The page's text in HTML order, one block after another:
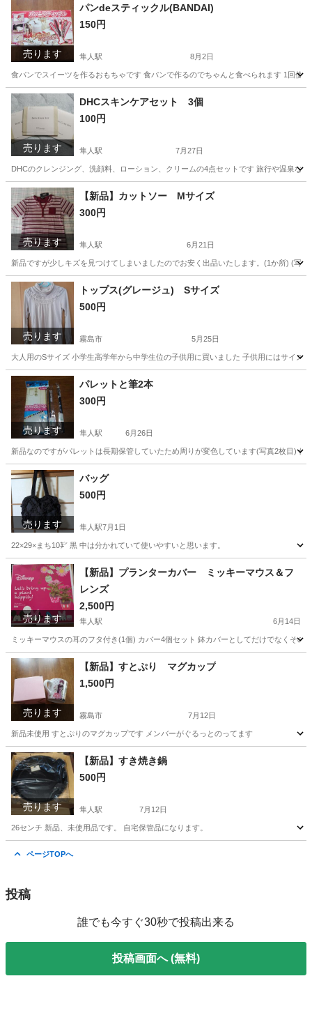
売ります
パンdeスティックル(BANDAI)
150円
隼人駅 8月2日
食パンでスイーツを作るおもちゃです 食パンで作るのでちゃんと食べられます 1回使
鹿児島 霧島市 隼人駅 その他 スティックル
売ります
DHCスキンケアセット 3個
100円
隼人駅 7月27日
DHCのクレンジング、洗顔料、ローション、クリームの4点セットです 旅行や温泉な
鹿児島 霧島市 隼人駅 スキンケア DHC
売ります
【新品】カットソー Мサイズ
300円
隼人駅 6月21日
新品ですが少しキズを見つけてしまいましたのでお安く出品いたします。(1か所) (写
鹿児島 霧島市 隼人駅 カットソー 新品
売ります
トップス(グレージュ) Sサイズ
500円
霧島市 5月25日
大人用のSサイズ 小学生高学年から中学生位の子供用に買いました 子供用にはサイズ
鹿児島 霧島市 服/ファッション
売ります
パレットと筆2本
300円
隼人駅 6月26日
新品なのですがパレットは長期保管していたため周りが変色しています(写真2枚目)
鹿児島 霧島市 隼人駅
売ります
バッグ
500円
隼人駅7月1日
22×29×まち10㌢ 黒 中は分かれていて使いやすいと思います。
鹿児島 霧島市 隼人駅 バッグ
売ります
【新品】プランターカバー ミッキーマウス＆フ
レンズ
2,500円
隼人駅 6月14日
ミッキーマウスの耳のフタ付き(1個) カバー4個セット 鉢カバーとしてだけでなくそ
鹿児島 霧島市 隼人駅 家庭用品 ミッキーマウス
売ります
【新品】すとぷり マグカップ
1,500円
霧島市 7月12日
新品未使用 すとぷりのマグカップです メンバーがぐるっとのってます
鹿児島 霧島市 食器 マグカップ
売ります
【新品】すき焼き鍋
500円
隼人駅 7月12日
26センチ 新品、未使用品です。 自宅保管品になります。
ページTOPへ
投稿
誰でも今すぐ30秒で投稿出来る
投稿画面へ (無料)